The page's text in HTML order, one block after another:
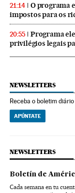
21:14
O programa
impostos para os
20:55
Programa
privilégios legais
NEWSLETTERS
Receba o boletim diário
APÚNTATE
NEWSLETTERS
Boletín de
Cada semana en tu